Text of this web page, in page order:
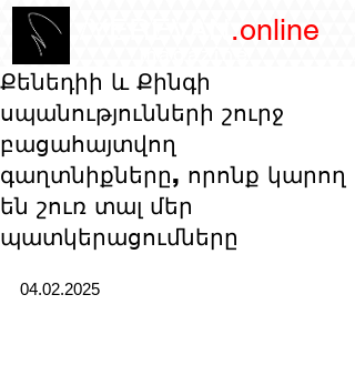
.online
Քենեդիի և Քինգի
սպանությունների շուրջ
բացահայտվող
գաղտնիքները, որոնք կարող
են շուռ տալ մեր
պատկերացումները
04.02.2025